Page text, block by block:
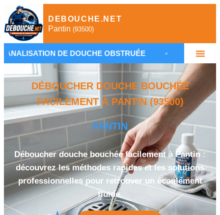
DEBOUCHE.NET
Pantin (93500)
DE DOUCHE OBSTRUÉE • DÉBOUCHAGE
DÉBOUCHER DOUCHE BOUCHÉE
FACILEMENT À PANTIN (93500)
PANTIN
Déboucher douche bouchée facilement à Pantin :
découvrez les méthodes rapides et les solutions
professionnelles pour retrouver un écoulement
fluide.